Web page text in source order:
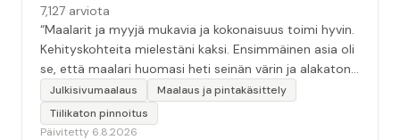
7,127 arviota
“Maalarit ja myyjä mukavia ja kokonaisuus toimi hyvin.
Kehityskohteita mielestäni kaksi. Ensimmäinen asia oli
se, että maalari huomasi heti seinän värin ja alakaton
värin erot mitä en huomannut. Hyvä toki että siinä
kohtaa huomattu mutta toki optimaalisessa
tilanteessa myyjä olisi jo kiinnittänyt tähän huomiota.
Julkisivumaalaus
Maalaus ja pintakäsittely
Tiilikaton pinnoitus
Päivitetty 6.8.2026